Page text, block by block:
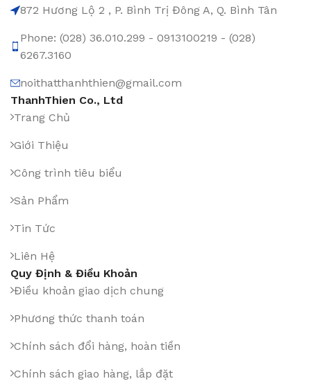
872 Hương Lộ 2 , P. Bình Trị Đông A, Q. Bình Tân
Phone: (028) 36.010.299 - 0913100219 - (028)
6267.3160
noithatthanhthien@gmail.com
ThanhThien Co., Ltd
Trang Chủ
Giới Thiệu
Công trình tiêu biểu
Sản Phẩm
Tin Tức
Liên Hệ
Quy Định & Điều Khoản
Điều khoản giao dịch chung
Phương thức thanh toán
Chính sách đổi hàng, hoàn tiền
Chính sách giao hàng, lắp đặt